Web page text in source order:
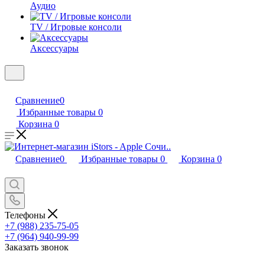
Аудио
TV / Игровые консоли
Аксессуары
Сравнение0
Избранные товары 0
Корзина 0
Сравнение0 Избранные товары 0 Корзина 0
Телефоны
+7 (988) 235-75-05
+7 (964) 940-99-99
Заказать звонок